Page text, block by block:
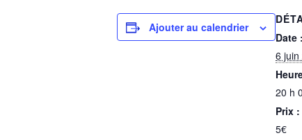
Ajouter au calendrier
Date :
6 juin
20 h
Prix :
5€